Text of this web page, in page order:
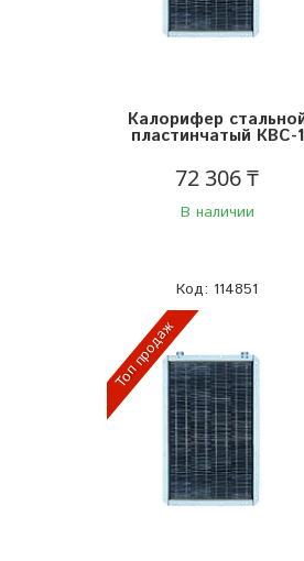
Калорифер
пластинчатый КВС-1
72 306 ₸
В наличии
114851
Топ продаж